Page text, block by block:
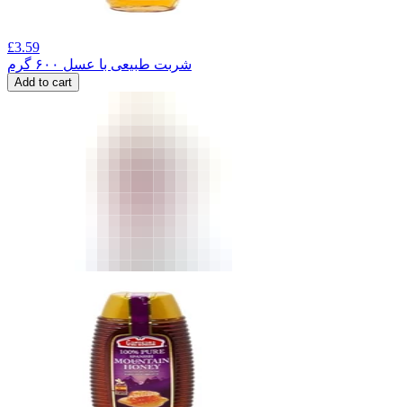
£3.59
شربت طبیعی با عسل ۶۰۰ گرم
Add to cart